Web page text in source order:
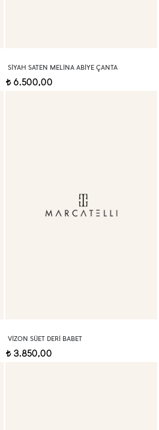
SIYAH SATEN MELINA ABIYE ÇANTA
t6.500,00
VIZON SÜET DERI BABET
t3.850,00